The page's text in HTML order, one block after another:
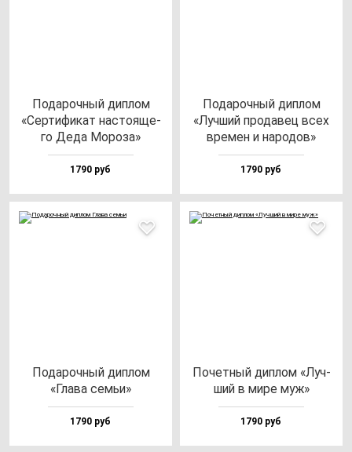
Пода­роч­ный дип­лом
«Сер­ти­фи­кат нас­то­яще­
го Деда Моро­за»
1790 руб
Пода­роч­ный дип­лом
«Луч­ший про­да­вец всех
вре­мен и на­ро­дов»
1790 руб
Пода­роч­ный дип­лом
«Гла­ва семьи»
1790 руб
Почет­ный дип­лом «Луч­
ший в ми­ре муж»
1790 руб